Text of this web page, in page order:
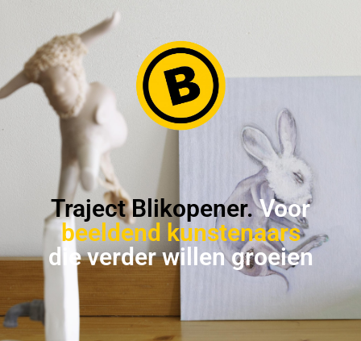
Traject Blikopener.Voor
beeldend kunstenaars
die verder willen groeien